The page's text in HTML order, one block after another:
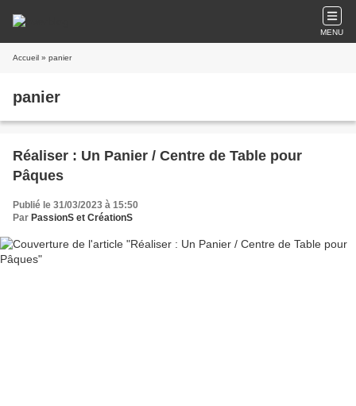
MENU
Accueil » panier
panier
Réaliser : Un Panier / Centre de Table pour
Pâques
Publié le 31/03/2023 à 15:50
Par PassionS et CréationS